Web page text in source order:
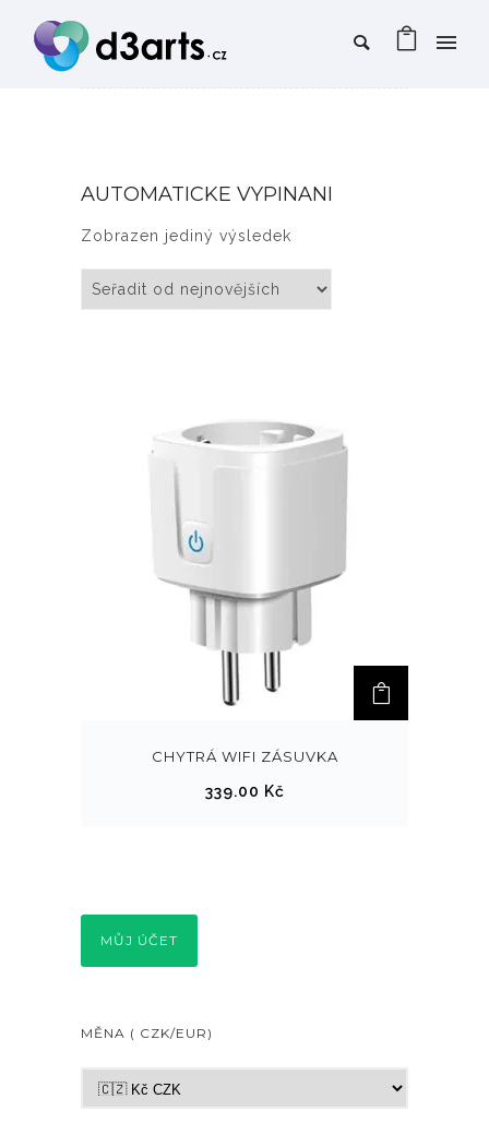
AUTOMATICKE VYPINANI
Zobrazen jediný výsledek
CHYTRÁ WIFI ZÁSUVKA
339.00 Kč
MŮJ ÚČET
MĚNA ( CZK/EUR)